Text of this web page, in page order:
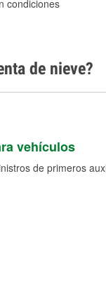
condiciones
de nieve?
vehículos
de primeros